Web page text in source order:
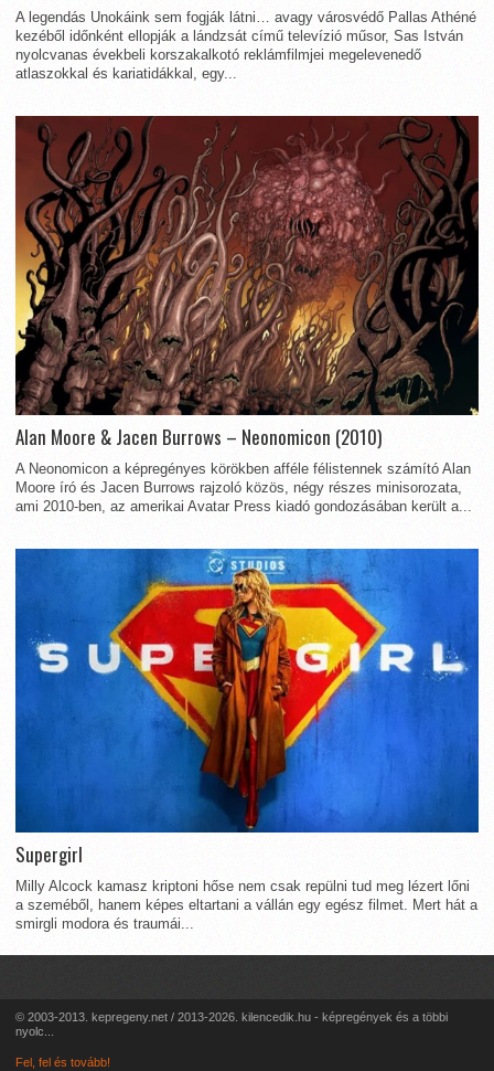
A legendás Unokáink sem fogják látni… avagy városvédő Pallas Athéné
kezéből időnként ellopják a lándzsát című televízió műsor, Sas István
nyolcvanas évekbeli korszakalkotó reklámfilmjei megelevenedő
atlaszokkal és kariatidákkal, egy...
Alan Moore & Jacen Burrows – Neonomicon (2010)
A Neonomicon a képregényes körökben afféle félistennek számító Alan
Moore író és Jacen Burrows rajzoló közös, négy részes minisorozata,
ami 2010-ben, az amerikai Avatar Press kiadó gondozásában került a...
Supergirl
Milly Alcock kamasz kriptoni hőse nem csak repülni tud meg lézert lőni
a szeméből, hanem képes eltartani a vállán egy egész filmet. Mert hát a
smirgli modora és traumái...
© 2003-2013. kepregeny.net / 2013-2026. kilencedik.hu - képregények és a többi
nyolc...
Fel, fel és tovább!